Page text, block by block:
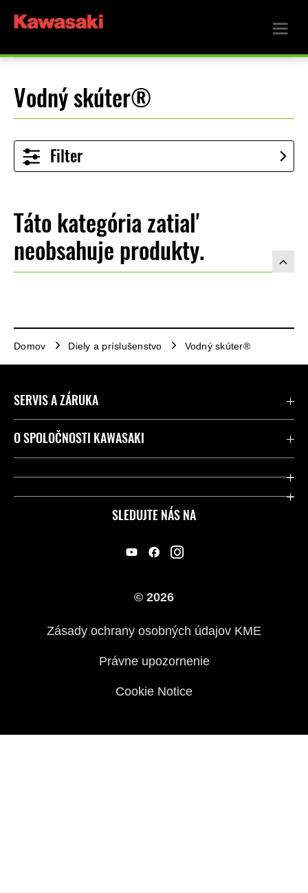
Vodný skúter®
Filter
Táto kategória zatiaľ
neobsahuje produkty.
Domov Diely a príslušenstvo Vodný skúter®
SLEDUJTE NÁS NA
SERVIS A ZÁRUKA
Kontaktujte nás
Legálny
O SPOLOČNOSTI KAWASAKI
Spoločnosť
© 2026
Zásady ochrany osobných údajov KME
Právne upozornenie
Cookie Notice